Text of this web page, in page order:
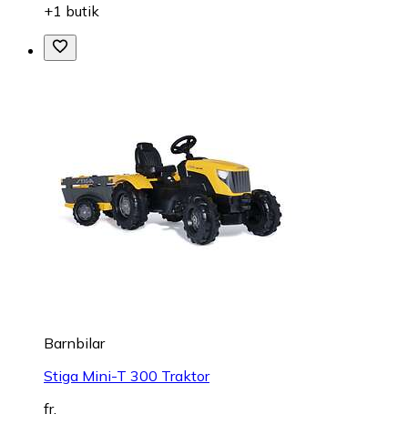
+1 butik
Barnbilar
Stiga Mini-T 300 Traktor
fr.